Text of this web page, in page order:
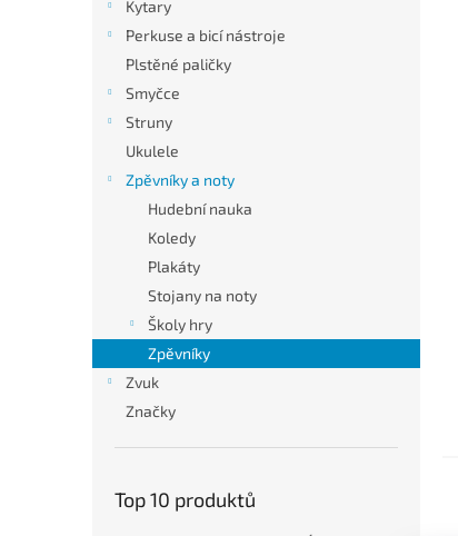
Kytary
Perkuse a bicí nástroje
Plstěné paličky
Smyčce
Struny
Ukulele
Zpěvníky a noty
Hudební nauka
Koledy
Plakáty
Stojany na noty
Školy hry
Zpěvníky
Zvuk
Značky
Top 10 produktů